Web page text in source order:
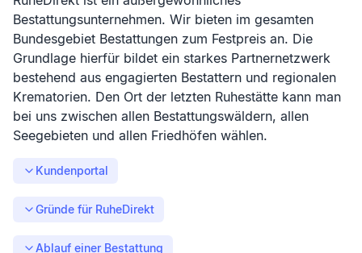
Bestattungsunternehmen. Wir bieten im gesamten
Bundesgebiet Bestattungen zum Festpreis an. Die
Grundlage hierfür bildet ein starkes Partnernetzwerk
bestehend aus engagierten Bestattern und regionalen
Krematorien. Den Ort der letzten Ruhestätte kann man
bei uns zwischen allen Bestattungswäldern, allen
Seegebieten und allen Friedhöfen wählen.
Kundenportal
Gründe für RuheDirekt
Ablauf einer Bestattung